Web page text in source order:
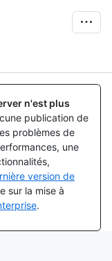
n'est plus
publication de
problèmes de
une
version de
sur la mise à
.